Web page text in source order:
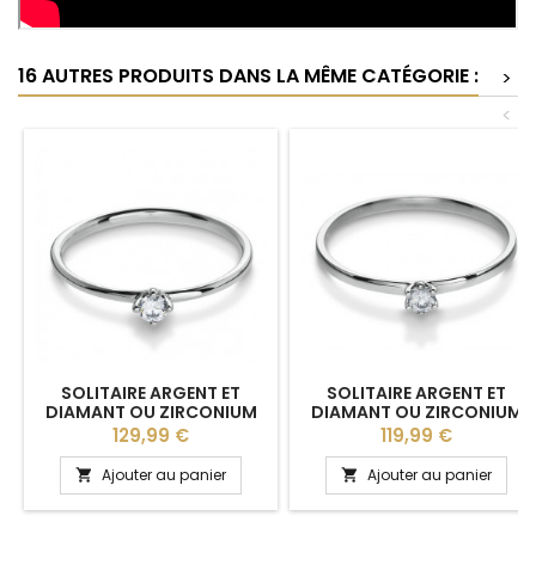
16 AUTRES PRODUITS DANS LA MÊME CATÉGORIE :
>
<
SOLITAIRE ARGENT ET
DIAMANT OU ZIRCONIUM
"MIKKY" BREUNING
Prix
129,99 €
 Ajouter au panier
SOLITAIRE ARGENT ET
DIAMANT OU ZIRCONIUM
"CLOTILDE" BREUNING
Prix
119,99 €
 Ajouter au panier